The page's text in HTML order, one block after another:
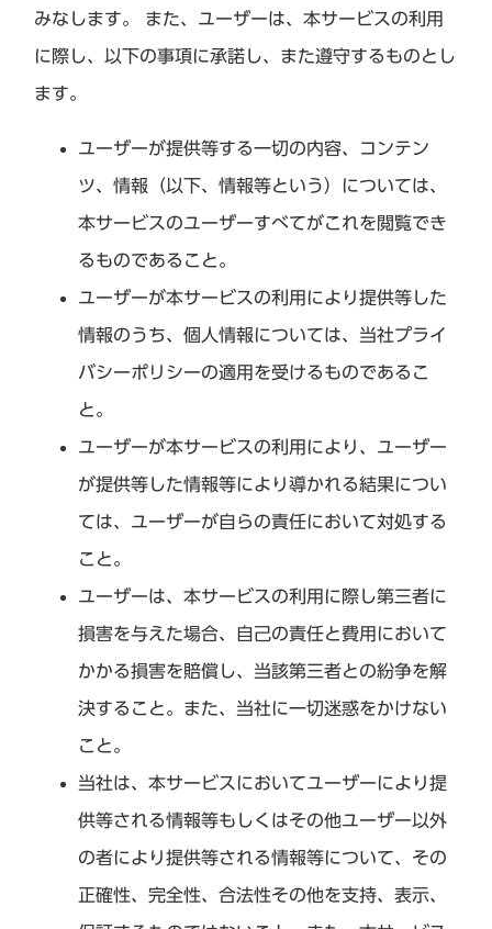
みなします。 また、ユーザーは、本サービスの利用
に際し、以下の事項に承諾し、また遵守するものとし
ます。
ユーザーが提供等する一切の内容、コンテン
ツ、情報（以下、情報等という）については、
本サービスのユーザーすべてがこれを閲覧でき
るものであること。
ユーザーが本サービスの利用により提供等した
情報のうち、個人情報については、当社プライ
バシーポリシーの適用を受けるものであるこ
と。
ユーザーが本サービスの利用により、ユーザー
が提供等した情報等により導かれる結果につい
ては、ユーザーが自らの責任において対処する
こと。
ユーザーは、本サービスの利用に際し第三者に
損害を与えた場合、自己の責任と費用において
かかる損害を賠償し、当該第三者との紛争を解
決すること。また、当社に一切迷惑をかけない
こと。
当社は、本サービスにおいてユーザーにより提
供等される情報等もしくはその他ユーザー以外
の者により提供等される情報等について、その
正確性、完全性、合法性その他を支持、表示、